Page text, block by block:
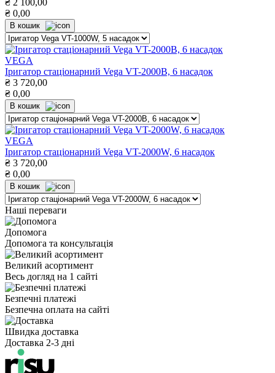
₴ 2 100,00
₴ 0,00
В кошик
VEGA
Іригатор стаціонарний Vega VT-2000B, 6 насадок
₴ 3 720,00
₴ 0,00
В кошик
VEGA
Іригатор стаціонарний Vega VT-2000W, 6 насадок
₴ 3 720,00
₴ 0,00
В кошик
Наші переваги
Допомога
Допомога та консультація
Великий асортимент
Весь догляд на 1 сайті
Безпечні платежі
Безпечна оплата на сайті
Швидка доставка
Доставка 2-3 дні